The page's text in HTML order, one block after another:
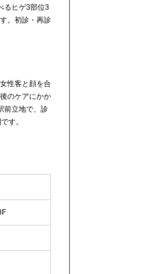
るヒゲ3部位3
。初診・再診
性客と顔を合
のケアにかか
前立地で、診
す。